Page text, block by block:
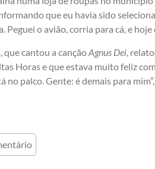
que eu havia sido
Peguei o avião, corria para cá, e
que cantou a cançãoAgnus Dei ,
Horas e que estava muito feliz
no palco. Gente: é demais para